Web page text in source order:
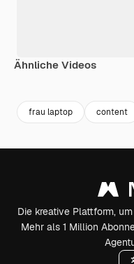
Ähnliche Videos
frau laptop content
Die kreative Plattform,
Mehr als 1 Million